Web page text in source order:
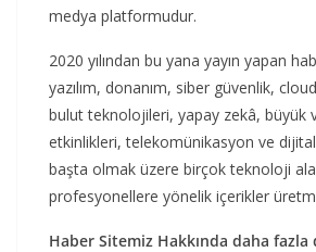
medya platformudur.
2020 yılından bu yana yayın yapan
yazılım, donanım, siber güvenlik,
bulut teknolojileri, yapay zekâ, büyük
etkinlikleri, telekomünikasyon ve
başta olmak üzere birçok teknoloji
profesyonellere yönelik içerikler
Haber Sitemiz Hakkında daha fazla